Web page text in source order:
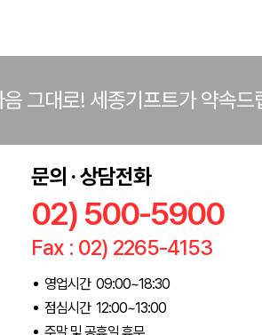
음 그대로! 세종기프트가 약속드
문의 · 상담전화
02) 500-5900
Fax : 02) 2265-4153
영업시간 09:00~18:30
점심시간 12:00~13:00